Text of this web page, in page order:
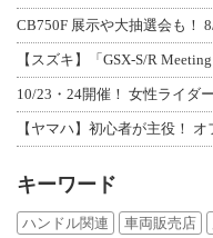
CB750F 展示や大抽選会も！
【スズキ】「GSX-S/R
10/23・24開催！ 女性ライダ
【ヤマハ】初心者が主役！
キーワード
ハンドル関連 車両販売店